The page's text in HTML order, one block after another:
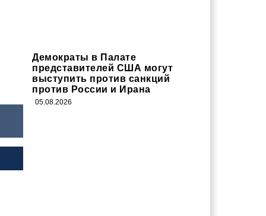
Демократы в Палате
представителей США могут
выступить против санкций
против России и Ирана
05.08.2026